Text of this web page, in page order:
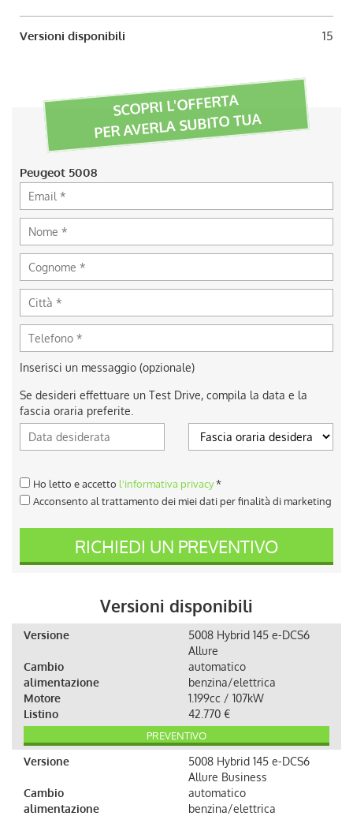
Versioni disponibili 15
SCOPRI L'OFFERTA
PER AVERLA SUBITO TUA
Peugeot 5008
Inserisci un messaggio (opzionale)
Se desideri effettuare un Test Drive, compila la data e la
fascia oraria preferite.
Ho letto e accetto l'informativa privacy*
Acconsento al trattamento dei miei dati per finalità di marketing
RICHIEDI UN PREVENTIVO
Versioni disponibili
Versione
5008 Hybrid 145 e-DCS6
Allure
Cambio
automatico
alimentazione
benzina/elettrica
Motore
1.199cc / 107kW
Listino
42.770 €
PREVENTIVO
Versione
5008 Hybrid 145 e-DCS6
Allure Business
Cambio
automatico
alimentazione
benzina/elettrica